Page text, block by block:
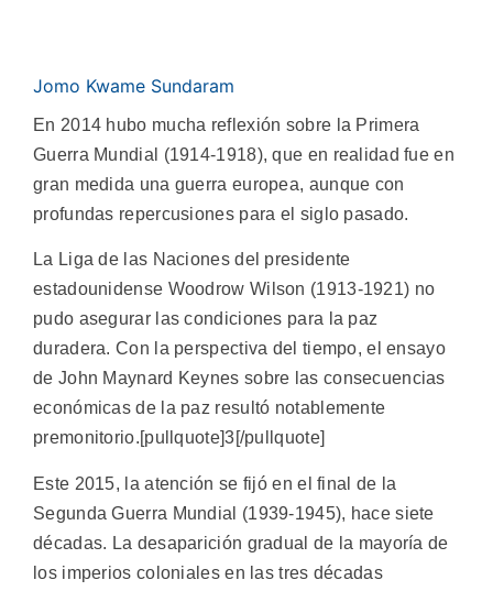
Jomo Kwame Sundaram
En 2014 hubo mucha reflexión sobre la Primera
Guerra Mundial (1914-1918), que en realidad fue en
gran medida una guerra europea, aunque con
profundas repercusiones para el siglo pasado.
La Liga de las Naciones del presidente
estadounidense Woodrow Wilson (1913-1921) no
pudo asegurar las condiciones para la paz
duradera. Con la perspectiva del tiempo, el ensayo
de John Maynard Keynes sobre las consecuencias
económicas de la paz resultó notablemente
premonitorio.[pullquote]3[/pullquote]
Este 2015, la atención se fijó en el final de la
Segunda Guerra Mundial (1939-1945), hace siete
décadas. La desaparición gradual de la mayoría de
los imperios coloniales en las tres décadas